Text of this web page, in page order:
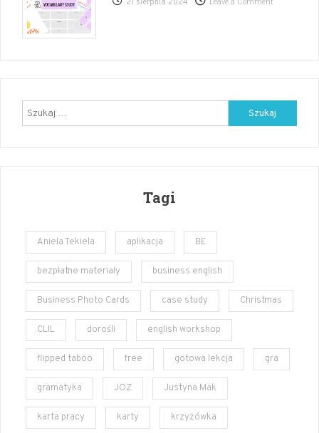
21 sierpnia 2024 Leave a Comment
Szukaj:
Tagi
Aniela Tekiela aplikacja BE
bezpłatne materiały business english
Business Photo Cards case study Christmas
CLIL dorośli english workshop
flipped taboo free gotowa lekcja gra
gramatyka JOZ Justyna Mak
karta pracy karty krzyżówka